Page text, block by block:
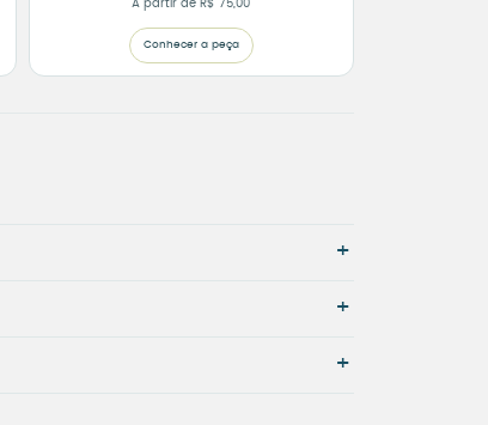
A partir de R$ 75,00
Conhecer a peça
+
+
+